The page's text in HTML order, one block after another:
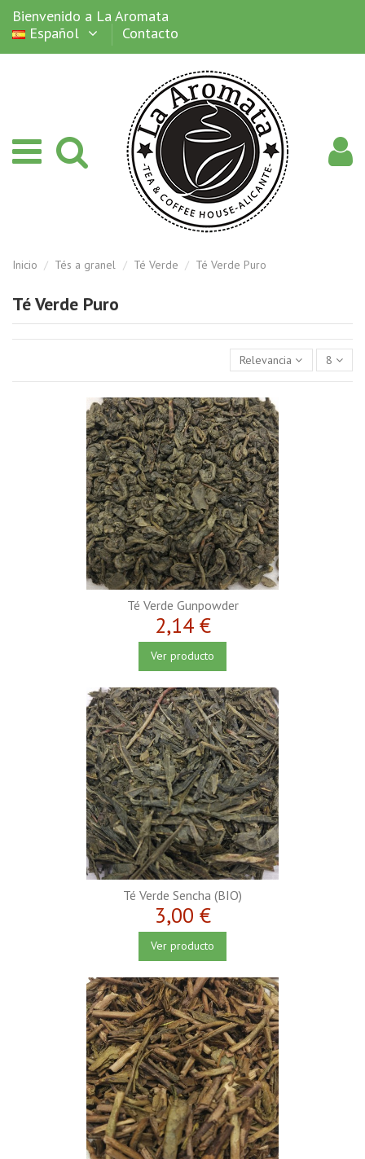
Bienvenido a La Aromata
Español
Contacto
Inicio Tés a granel Té Verde Té Verde Puro
Té Verde Puro
Relevancia 8
Té Verde Gunpowder
2,14 €
Ver producto
Té Verde Sencha (BIO)
3,00 €
Ver producto